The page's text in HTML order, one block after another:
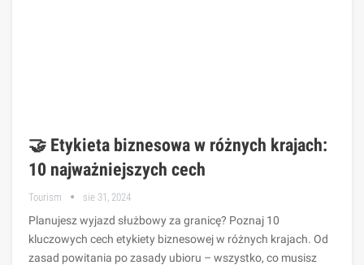
🤝 Etykieta biznesowa w różnych krajach:
10 najważniejszych cech
Tourism sie 31, 2024
Planujesz wyjazd służbowy za granicę? Poznaj 10
kluczowych cech etykiety biznesowej w różnych krajach. Od
zasad powitania po zasady ubioru – wszystko, co musisz